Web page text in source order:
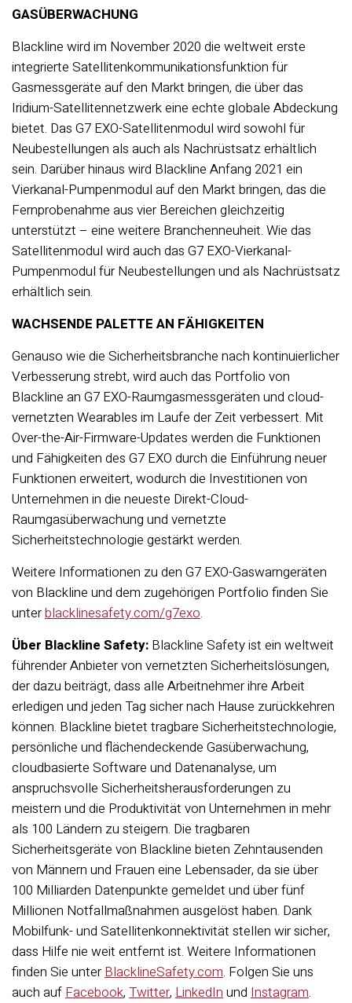
GASÜBERWACHUNG
Blackline wird im November 2020 die weltweit erste
integrierte Satellitenkommunikationsfunktion für
Gasmessgeräte auf den Markt bringen, die über das
Iridium-Satellitennetzwerk eine echte globale Abdeckung
bietet. Das G7 EXO-Satellitenmodul wird sowohl für
Neubestellungen als auch als Nachrüstsatz erhältlich
sein. Darüber hinaus wird Blackline Anfang 2021 ein
Vierkanal-Pumpenmodul auf den Markt bringen, das die
Fernprobenahme aus vier Bereichen gleichzeitig
unterstützt – eine weitere Branchenneuheit. Wie das
Satellitenmodul wird auch das G7 EXO-Vierkanal-
Pumpenmodul für Neubestellungen und als Nachrüstsatz
erhältlich sein.
WACHSENDE PALETTE AN FÄHIGKEITEN
Genauso wie die Sicherheitsbranche nach kontinuierlicher
Verbesserung strebt, wird auch das Portfolio von
Blackline an G7 EXO-Raumgasmessgeräten und cloud-
vernetzten Wearables im Laufe der Zeit verbessert. Mit
Over-the-Air-Firmware-Updates werden die Funktionen
und Fähigkeiten des G7 EXO durch die Einführung neuer
Funktionen erweitert, wodurch die Investitionen von
Unternehmen in die neueste Direkt-Cloud-
Raumgasüberwachung und vernetzte
Sicherheitstechnologie gestärkt werden.
Weitere Informationen zu den G7 EXO-Gaswarngeräten
von Blackline und dem zugehörigen Portfolio finden Sie
unterblacklinesafety.com/g7exo.
Über Blackline Safety: Blackline Safety ist ein weltweit
führender Anbieter von vernetzten Sicherheitslösungen,
der dazu beiträgt, dass alle Arbeitnehmer ihre Arbeit
erledigen und jeden Tag sicher nach Hause zurückkehren
können. Blackline bietet tragbare Sicherheitstechnologie,
persönliche und flächendeckende Gasüberwachung,
cloudbasierte Software und Datenanalyse, um
anspruchsvolle Sicherheitsherausforderungen zu
meistern und die Produktivität von Unternehmen in mehr
als 100 Ländern zu steigern. Die tragbaren
Sicherheitsgeräte von Blackline bieten Zehntausenden
von Männern und Frauen eine Lebensader, da sie über
100 Milliarden Datenpunkte gemeldet und über fünf
Millionen Notfallmaßnahmen ausgelöst haben. Dank
Mobilfunk- und Satellitenkonnektivität stellen wir sicher,
dass Hilfe nie weit entfernt ist. Weitere Informationen
finden Sie unterBlacklineSafety.com. Folgen Sie uns
auch aufFacebook, Twitter, LinkedInund Instagram.